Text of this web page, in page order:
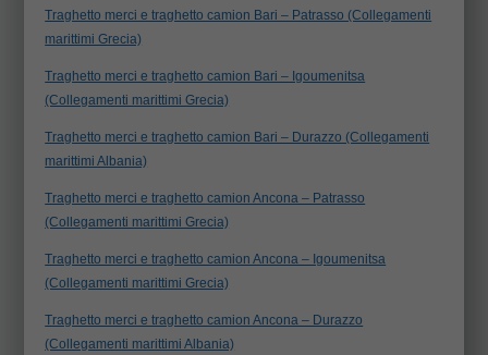
Traghetto merci e traghetto camion Bari – Patrasso (Collegamenti
marittimi Grecia)
Traghetto merci e traghetto camion Bari – Igoumenitsa
(Collegamenti marittimi Grecia)
Traghetto merci e traghetto camion Bari – Durazzo (Collegamenti
marittimi Albania)
Traghetto merci e traghetto camion Ancona – Patrasso
(Collegamenti marittimi Grecia)
Traghetto merci e traghetto camion Ancona – Igoumenitsa
(Collegamenti marittimi Grecia)
Traghetto merci e traghetto camion Ancona – Durazzo
(Collegamenti marittimi Albania)